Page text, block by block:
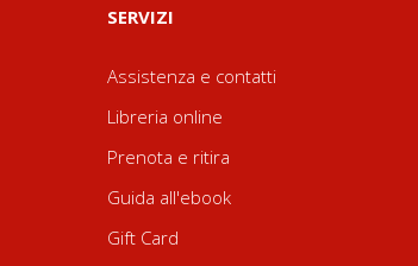
SERVIZI
Assistenza e contatti
Libreria online
Prenota e ritira
Guida all'ebook
Gift Card